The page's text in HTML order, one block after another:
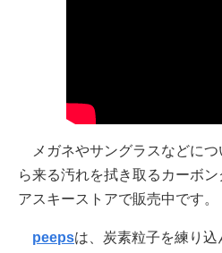
メガネやサングラスなどにつ
ら来る汚れを拭き取るカーボン
アスキーストアで販売中です。
peepsは、炭素粒子を練り